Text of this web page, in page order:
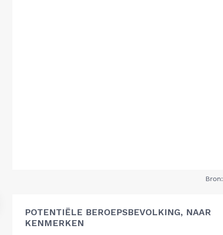
Bron:
POTENTIËLE BEROEPSBEVOLKING, NAAR
KENMERKEN